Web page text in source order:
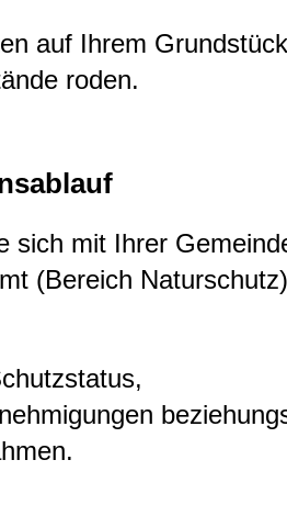
auf Ihrem
roden.
sich mit Ihrer
(Bereich